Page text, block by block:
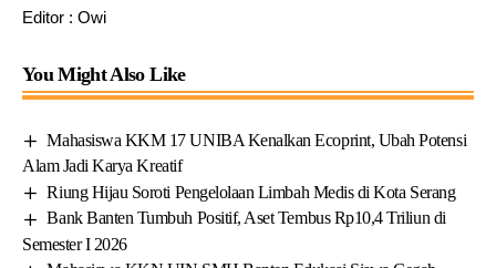
Editor : Owi
You Might Also Like
Mahasiswa KKM 17 UNIBA Kenalkan Ecoprint, Ubah Potensi
Alam Jadi Karya Kreatif
Riung Hijau Soroti Pengelolaan Limbah Medis di Kota Serang
Bank Banten Tumbuh Positif, Aset Tembus Rp10,4 Triliun di
Semester I 2026